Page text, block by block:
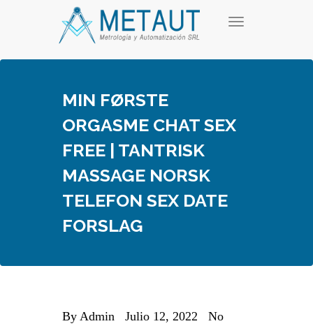
T
g
v
i
MIN FØRSTE
ORGASME CHAT SEX
FREE | TANTRISK
MASSAGE NORSK
TELEFON SEX DATE
FORSLAG
By Admin Julio 12, 2022
No